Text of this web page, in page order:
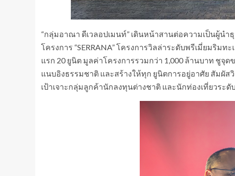
“กลุ่มอาณา ดีเวลอปเมนท์” เดินหน้าสานต่อความเป็นผู้น
โครงการ “SERRANA” โครงการวิลล่าระดับพรีเมี่ยมริม
แรก 20 ยูนิต มูลค่าโครงการรวมกว่า 1,000 ล้านบาท ชูจุ
แนบอิงธรรมชาติ และสร้างให้ทุก ยูนิตการอยู่อาศัย สัมผั
เป้าเจาะกลุ่มลูกค้านักลงทุนต่างชาติ และนักท่องเที่ยวระดั